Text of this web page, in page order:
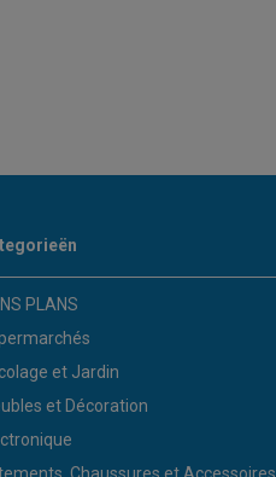
PLANS
et Jardin
et Décoration